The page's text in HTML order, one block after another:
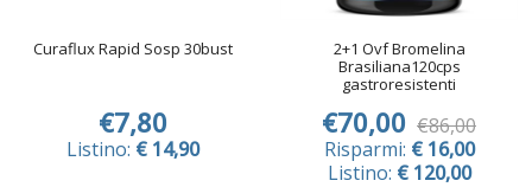
Curaflux Rapid Sosp 30bust
€7,80
Listino: € 14,90
2+1 Ovf Bromelina
Brasiliana120cps
gastroresistenti
€70,00 €86,00
Risparmi: € 16,00
Listino: € 120,00